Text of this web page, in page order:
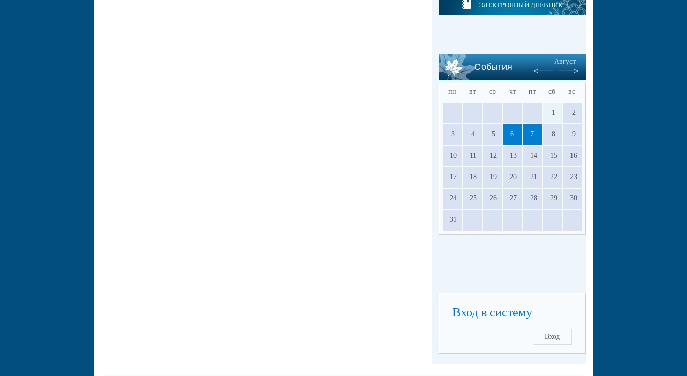
ЭЛЕКТРОННЫЙ ДНЕВНИК
События
Август
пн вт ср чт пт сб вс
1 2
3 4 5 6 7 8 9
10 11 12 13 14 15 16
17 18 19 20 21 22 23
24 25 26 27 28 29 30
31
Вход в систему
Вход